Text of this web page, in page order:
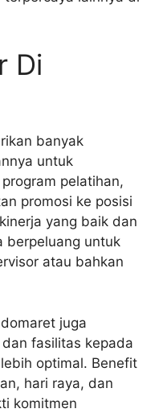
Di
banyak
untuk
pelatihan,
promosi ke posisi
yang baik dan
berpeluang untuk
atau bahkan
juga
fasilitas kepada
optimal. Benefit
hari raya, dan
komitmen